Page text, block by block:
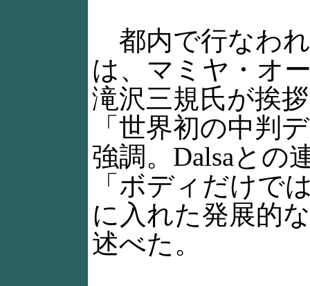
都内で行なわ
は、マミヤ・オ
滝沢三規氏が挨
「世界初の中判
強調。Dalsaとの
「ボディだけで
に入れた発展的
述べた。